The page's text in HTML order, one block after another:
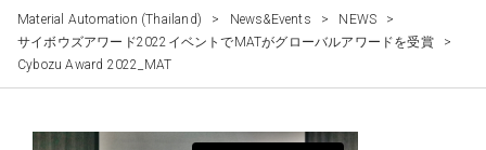
Material Automation (Thailand) > News&Events > NEWS
>
サイボウズアワード2022イベントでMATがグローバルアワードを受賞
>
Cybozu Award 2022_MAT